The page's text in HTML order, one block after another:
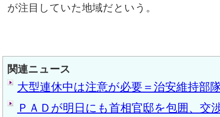
が注目していた地域だという。
関連ニュース
大型連休中は注意が必要＝治安維持部
ＰＡＤが明日にも首相官邸を包囲、交